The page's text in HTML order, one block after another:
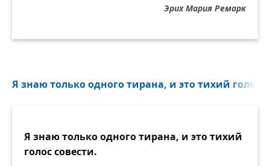
Эрих Мария Ремарк
Я знаю только одного тирана, и это тихий голос
Я знаю только одного тирана, и это тихий
голос совести.